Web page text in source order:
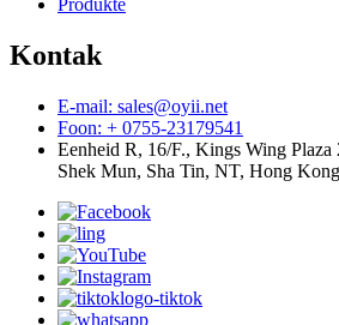
Produkte
Kontak
E-mail: sales@oyii.net
Foon: + 0755-23179541
Eenheid R, 16/F., Kings Wing
Shek Mun, Sha Tin, NT, Hong Kong